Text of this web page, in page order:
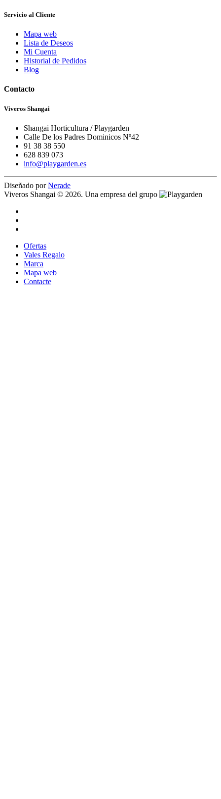
Servicio al Cliente
Mapa web
Lista de Deseos
Mi Cuenta
Historial de Pedidos
Blog
Contacto
Viveros Shangai
Shangai Horticultura / Playgarden
Calle De los Padres Dominicos Nº42
91 38 38 550
628 839 073
info@playgarden.es
Diseñado porNerade
Viveros Shangai © 2026. Una empresa del grupo
Ofertas
Vales Regalo
Marca
Mapa web
Contacte